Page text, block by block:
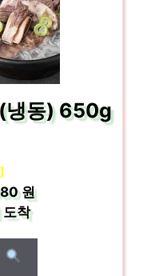
냉동) 650g
원
도착